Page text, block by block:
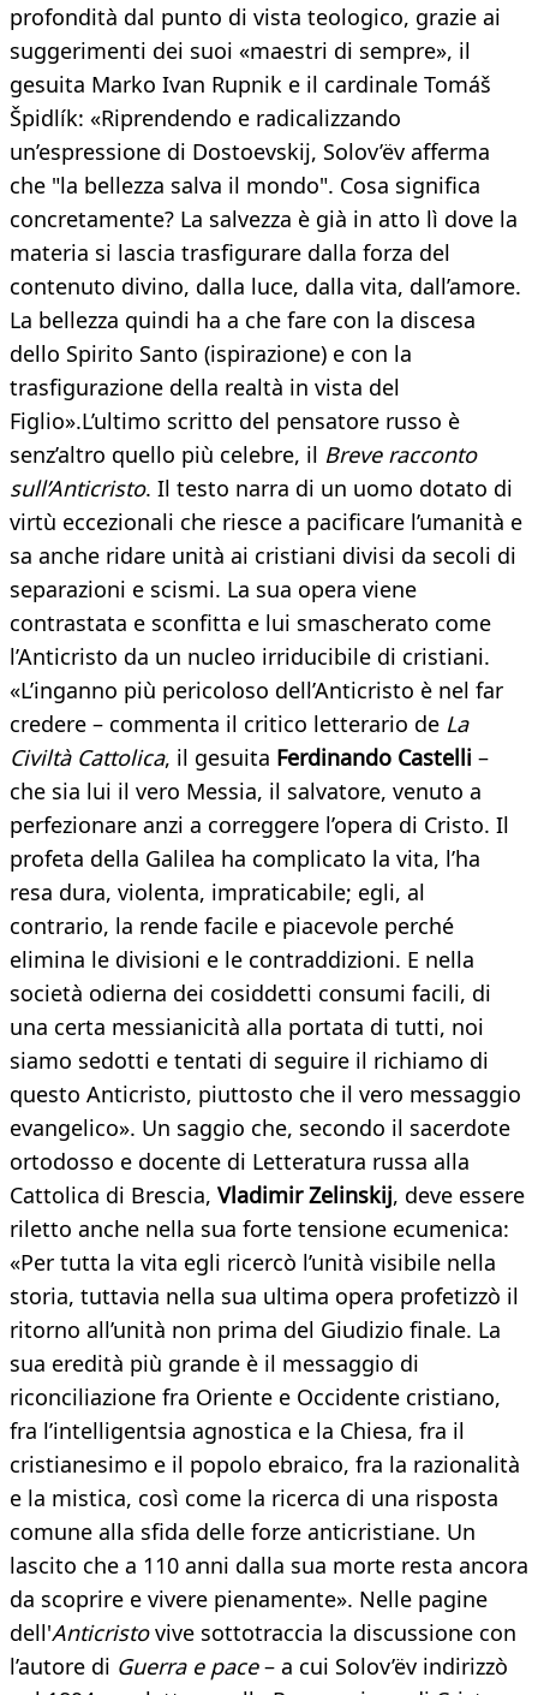
profondità dal punto di vista teologico, grazie ai
suggerimenti dei suoi «maestri di sempre», il
gesuita Marko Ivan Rupnik e il cardinale Tomáš
Špidlík: «Riprendendo e radicalizzando
un’espressione di Dostoevskij, Solov’ëv afferma
che "la bellezza salva il mondo". Cosa significa
concretamente? La salvezza è già in atto lì dove la
materia si lascia trasfigurare dalla forza del
contenuto divino, dalla luce, dalla vita, dall’amore.
La bellezza quindi ha a che fare con la discesa
dello Spirito Santo (ispirazione) e con la
trasfigurazione della realtà in vista del
Figlio».L’ultimo scritto del pensatore russo è
senz’altro quello più celebre, il Breve racconto
sull’Anticristo. Il testo narra di un uomo dotato di
virtù eccezionali che riesce a pacificare l’umanità e
sa anche ridare unità ai cristiani divisi da secoli di
separazioni e scismi. La sua opera viene
contrastata e sconfitta e lui smascherato come
l’Anticristo da un nucleo irriducibile di cristiani.
«L’inganno più pericoloso dell’Anticristo è nel far
credere – commenta il critico letterario de La
Civiltà Cattolica, il gesuita Ferdinando Castelli –
che sia lui il vero Messia, il salvatore, venuto a
perfezionare anzi a correggere l’opera di Cristo. Il
profeta della Galilea ha complicato la vita, l’ha
resa dura, violenta, impraticabile; egli, al
contrario, la rende facile e piacevole perché
elimina le divisioni e le contraddizioni. E nella
società odierna dei cosiddetti consumi facili, di
una certa messianicità alla portata di tutti, noi
siamo sedotti e tentati di seguire il richiamo di
questo Anticristo, piuttosto che il vero messaggio
evangelico». Un saggio che, secondo il sacerdote
ortodosso e docente di Letteratura russa alla
Cattolica di Brescia, Vladimir Zelinskij, deve essere
riletto anche nella sua forte tensione ecumenica:
«Per tutta la vita egli ricercò l’unità visibile nella
storia, tuttavia nella sua ultima opera profetizzò il
ritorno all’unità non prima del Giudizio finale. La
sua eredità più grande è il messaggio di
riconciliazione fra Oriente e Occidente cristiano,
fra l’intelligentsia agnostica e la Chiesa, fra il
cristianesimo e il popolo ebraico, fra la razionalità
e la mistica, così come la ricerca di una risposta
comune alla sfida delle forze anticristiane. Un
lascito che a 110 anni dalla sua morte resta ancora
da scoprire e vivere pienamente». Nelle pagine
dell'Anticristovive sottotraccia la discussione con
l’autore di Guerra e pace– a cui Solov’ëv indirizzò